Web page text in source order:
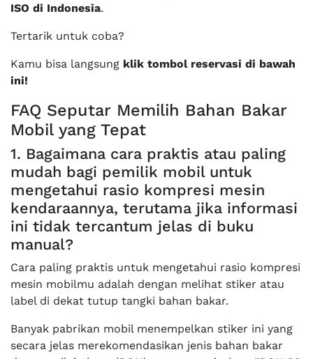
ISO di Indonesia.
Tertarik untuk coba?
Kamu bisa langsung klik tombol reservasi di bawah
ini!
FAQ Seputar Memilih Bahan Bakar
Mobil yang Tepat
1. Bagaimana cara praktis atau paling
mudah bagi pemilik mobil untuk
mengetahui rasio kompresi mesin
kendaraannya, terutama jika informasi
ini tidak tercantum jelas di buku
manual?
Cara paling praktis untuk mengetahui rasio kompresi
mesin mobilmu adalah dengan melihat stiker atau
label di dekat tutup tangki bahan bakar.
Banyak pabrikan mobil menempelkan stiker ini yang
secara jelas merekomendasikan jenis bahan bakar